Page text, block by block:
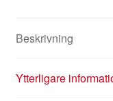
Beskrivning
Ytterligare